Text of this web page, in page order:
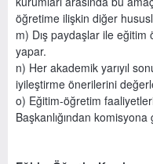
öğretime ilişkin diğer
m) Dış paydaşlar ile eğitim
yapar.
n) Her akademik yarıyıl
iyileştirme önerilerini
o) Eğitim-öğretim
Başkanlığından